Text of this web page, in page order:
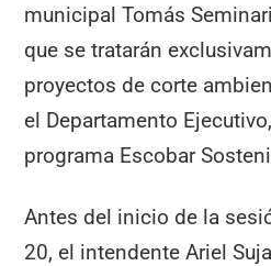
municipal Tomás
que se tratarán
proyectos de corte
el Departamento
programa Escobar
Antes del inicio de la
20, el intendente Ariel